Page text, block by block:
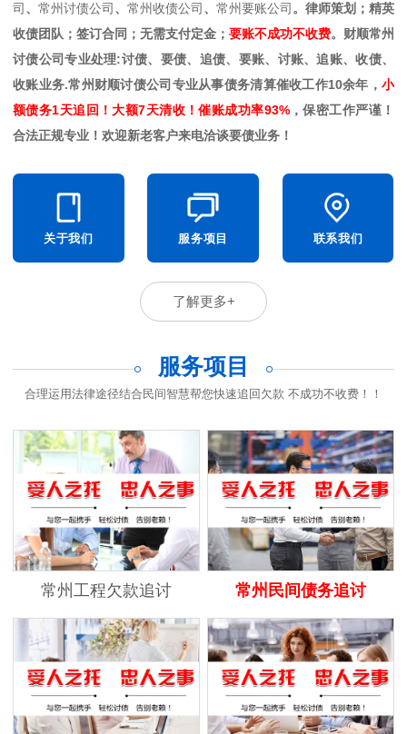
司 、 常州讨债公司 、 常州收债公司 、 常州要账公司 。律师策划；精英
收债团队；签订合同；无需支付定金； 要账不成功不收费。财顺常州
讨债公司专业处理:讨债、要债、追债、要账、讨账、追账、收债、
收账业务.常州财顺讨债公司专业从事债务清算催收工作10余年， 小
额债务1天追回！大额7天清收！催账成功率93%，保密工作严谨！
合法正规专业！欢迎新老客户来电洽谈要债业务！
关于我们 服务项目 联系我们
了解更多+
服务项目
合理运用法律途径结合民间智慧帮您快速追回欠款 不成功不收费！！
常州工程欠款追讨 常州民间债务追讨